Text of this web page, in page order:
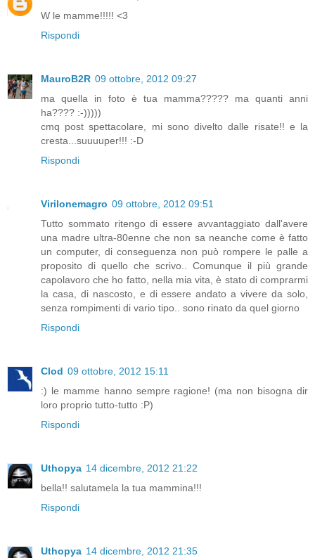
W le mamme!!!!! <3
Rispondi
MauroB2R 09 ottobre, 2012 09:27
ma quella in foto è tua mamma????? ma quanti anni
ha???? :-)))))
cmq post spettacolare, mi sono divelto dalle risate!! e la
cresta...suuuuper!!! :-D
Rispondi
Virilonemagro 09 ottobre, 2012 09:51
Tutto sommato ritengo di essere avvantaggiato dall'avere
una madre ultra-80enne che non sa neanche come è fatto
un computer, di conseguenza non può rompere le palle a
proposito di quello che scrivo.. Comunque il più grande
capolavoro che ho fatto, nella mia vita, è stato di comprarmi
la casa, di nascosto, e di essere andato a vivere da solo,
senza rompimenti di vario tipo.. sono rinato da quel giorno
Rispondi
Clod 09 ottobre, 2012 15:11
:) le mamme hanno sempre ragione! (ma non bisogna dir
loro proprio tutto-tutto :P)
Rispondi
Uthopya 14 dicembre, 2012 21:22
bella!! salutamela la tua mammina!!!
Rispondi
Uthopya 14 dicembre, 2012 21:35